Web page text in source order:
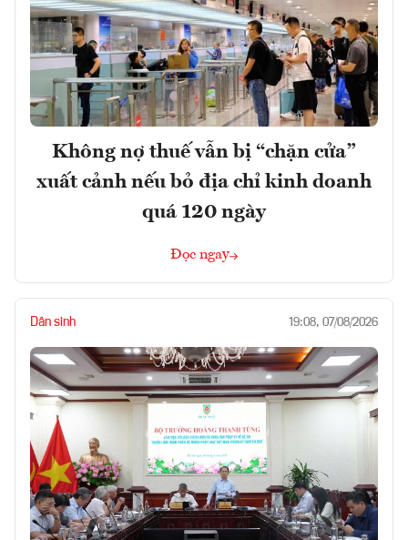
Không nợ thuế vẫn bị “chặn cửa”
xuất cảnh nếu bỏ địa chỉ kinh doanh
quá 120 ngày
Đọc ngay
Dân sinh 19:08, 07/08/2026